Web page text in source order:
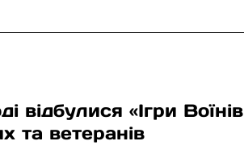
відбулися «Ігри
та ветеранів